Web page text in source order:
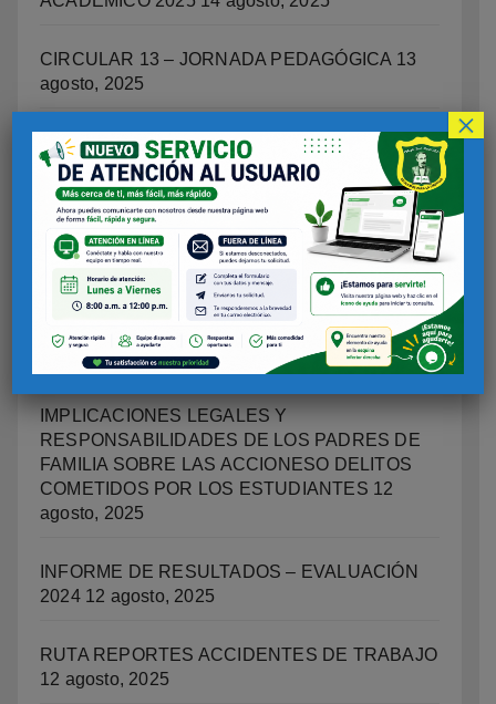
CIRCULAR 13 – JORNADA PEDAGÓGICA 13
agosto, 2025
ORIENTACIÓN ESCOLAR 12 agosto, 2025
OFICINA DE CONVIVENCIA ESCOLAR
agosto, 2025
PROGRAMA INTEGRAL DE EDUCACIÓN
SOCIOEMOCIONAL, CIUDADANA Y
ESCUELAS COMO TERRTORIOS DE PAZ. 12
agosto, 2025
IMPLICACIONES LEGALES Y
RESPONSABILIDADES DE LOS PADRES DE
FAMILIA SOBRE LAS ACCIONESO DELITOS
COMETIDOS POR LOS ESTUDIANTES 12
agosto, 2025
INFORME DE RESULTADOS – EVALUACIÓN
2024 12 agosto, 2025
RUTA REPORTES ACCIDENTES DE TRABAJO
12 agosto, 2025
×